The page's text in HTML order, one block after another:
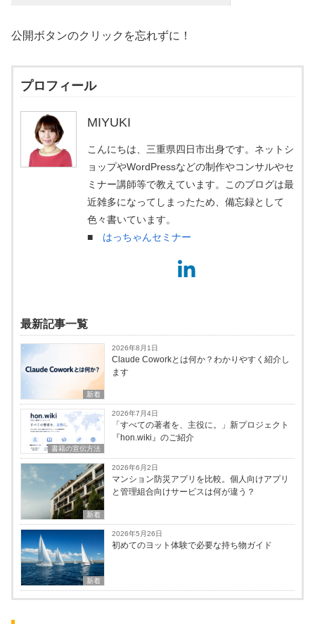
公開ボタンのクリックを忘れずに！
プロフィール
MIYUKI
こんにちは、三重県四日市出身です。ネットシ
ョップやWordPressなどの制作やコンサルやセ
ミナー講師等で教えています。このブログは最
近雑多になってしまったため、備忘録として
色々書いています。
■ はっちゃんセミナー
最新記事一覧
新着
2026年8月1日
Claude Coworkとは何か？わかりやすく紹介し
ます
書籍の宣伝方法
2026年7月4日
「すべての著者を、主役に。」新プロジェクト
『hon.wiki』のご紹介
新着
2026年6月2日
マンション防災アプリを比較。個人向けアプリ
と管理組合向けサービスは何が違う？
新着
2026年5月26日
初めてのヨット体験で必要な持ち物ガイド